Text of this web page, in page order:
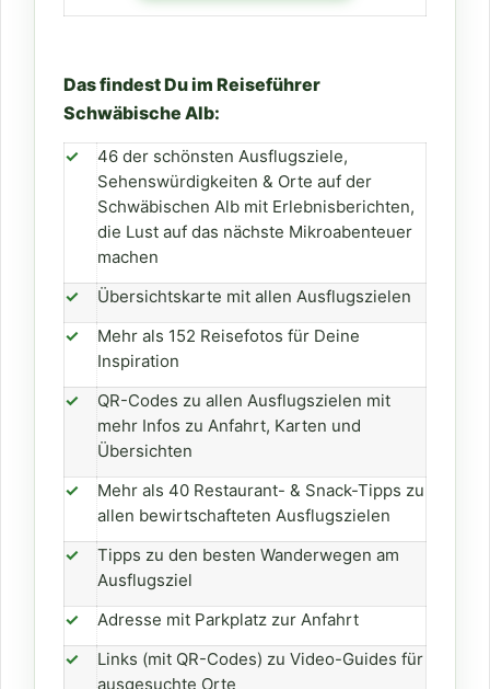
Das findest Du im Reiseführer
Schwäbische Alb:
✓
46 der schönsten Ausflugsziele,
Sehenswürdigkeiten & Orte auf der
Schwäbischen Alb mit Erlebnisberichten,
die Lust auf das nächste Mikroabenteuer
machen
✓
Übersichtskarte mit allen Ausflugszielen
✓
Mehr als 152 Reisefotos für Deine
Inspiration
✓
QR-Codes zu allen Ausflugszielen mit
mehr Infos zu Anfahrt, Karten und
Übersichten
✓
Mehr als 40 Restaurant- & Snack-Tipps zu
allen bewirtschafteten Ausflugszielen
✓
Tipps zu den besten Wanderwegen am
Ausflugsziel
✓
Adresse mit Parkplatz zur Anfahrt
✓
Links (mit QR-Codes) zu Video-Guides für
ausgesuchte Orte